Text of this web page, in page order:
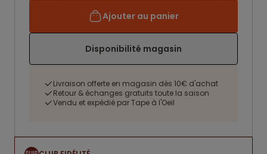
Ajouter au panier
Disponibilité magasin
Livraison offerte en magasin dès 10€ d'achat
Retour & échanges gratuits toute la saison
Vendu et expédié par Tape à l'Oeil